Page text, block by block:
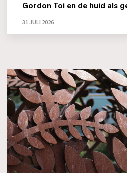
Gordon Toi en de huid als
31 JULI 2026